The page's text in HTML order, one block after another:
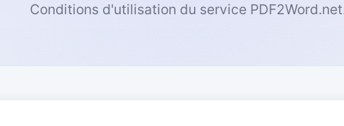
Conditions d'utilisation du service